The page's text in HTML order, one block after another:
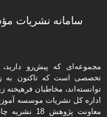
سامانه نشریات
مجموعه‌ای که پیش‌رو
تخصصی است که تاکنون به
توانسته‌اند، مخاطبان فرهیخته‌
اداره كل نشریات موسسه
معاونت